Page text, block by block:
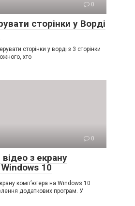
0
сторінки у Ворді
сторінки у ворді з 3 сторінки
хто
0
з екрану
10
комп’ютера на Windows 10
додаткових програм. У